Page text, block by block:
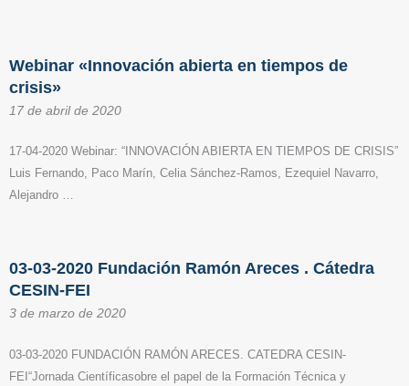
Webinar «Innovación abierta en tiempos de
crisis»
17 de abril de 2020
17-04-2020 Webinar: “INNOVACIÓN ABIERTA EN TIEMPOS DE CRISIS”
Luis Fernando, Paco Marín, Celia Sánchez-Ramos, Ezequiel Navarro,
Alejandro …
03-03-2020 Fundación Ramón Areces . Cátedra
CESIN-FEI
3 de marzo de 2020
03-03-2020 FUNDACIÓN RAMÓN ARECES. CATEDRA CESIN-
FEI“Jornada Científicasobre el papel de la Formación Técnica y